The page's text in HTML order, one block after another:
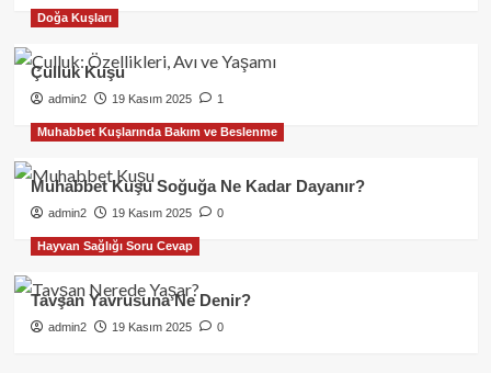
Doğa Kuşları
Çulluk Kuşu
admin2 19 Kasım 2025 1
Muhabbet Kuşlarında Bakım ve Beslenme
Muhabbet Kuşu Soğuğa Ne Kadar Dayanır?
admin2 19 Kasım 2025 0
Hayvan Sağlığı Soru Cevap
Tavşan Yavrusuna Ne Denir?
admin2 19 Kasım 2025 0